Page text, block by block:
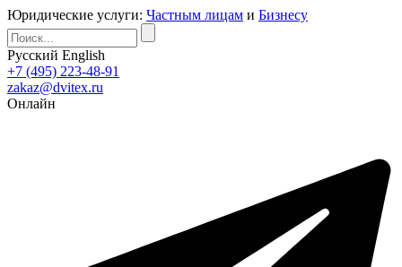
Юридические услуги: Частным лицам и Бизнесу
Русский English
+7 (495) 223-48-91
zakaz@dvitex.ru
Онлайн